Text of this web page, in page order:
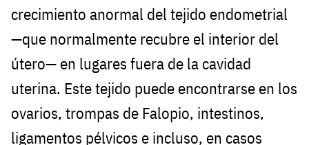
crecimiento anormal del tejido endometrial
—que normalmente recubre el interior del
útero— en lugares fuera de la cavidad
uterina. Este tejido puede encontrarse en los
ovarios, trompas de Falopio, intestinos,
ligamentos pélvicos e incluso, en casos